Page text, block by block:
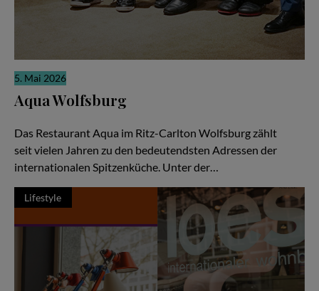
5. Mai 2026
Aqua Wolfsburg
Das Restaurant Aqua im Ritz-Carlton Wolfsburg zählt
seit vielen Jahren zu den bedeutendsten Adressen der
internationalen Spitzenküche. Unter der…
Lifestyle